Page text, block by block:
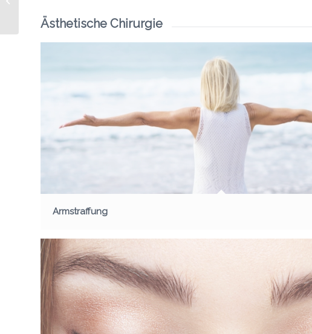
Ästhetische Chirurgie
Armstraffung
(Körperformung)